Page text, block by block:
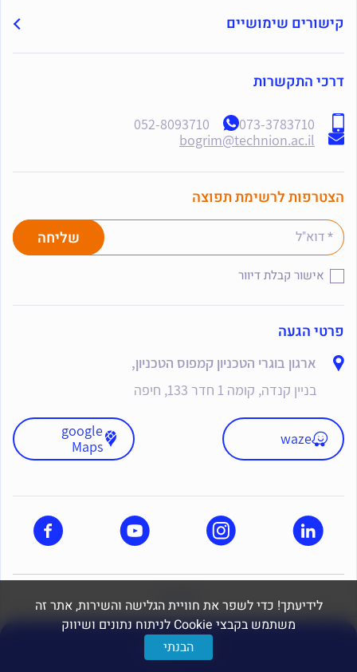
יצירת קשר
קישורים שימושיים
פרטי הגעה
ארגון בוגרי הטכניון קמפוס הטכניון,
בניין קנדה, קומה 1 חדר 133, חיפה
waze
google
Maps
דרכי התקשרות
073-3783710
052-8093710
bogrim@technion.ac.il
הצטרפות לרשימת תפוצה
אישור קבלת דיוור
לידיעתך! כדי לשפר את חוויית הגלישה והשירות, אתר זה
משתמש בקבצי Cookie לניתוח נתונים ושיווק
הבנתי